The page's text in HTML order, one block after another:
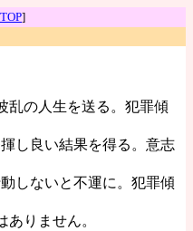
TOP]
乱の人生を送る。犯罪傾
し良い結果を得る。意志
しないと不運に。犯罪傾
ありません。